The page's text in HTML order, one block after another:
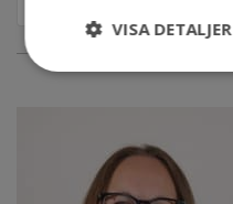
VISA DETALJER